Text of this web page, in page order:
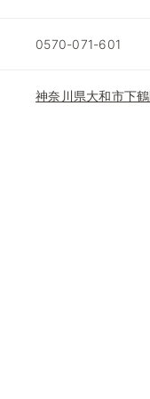
0570-071-601
神奈川県大和市下